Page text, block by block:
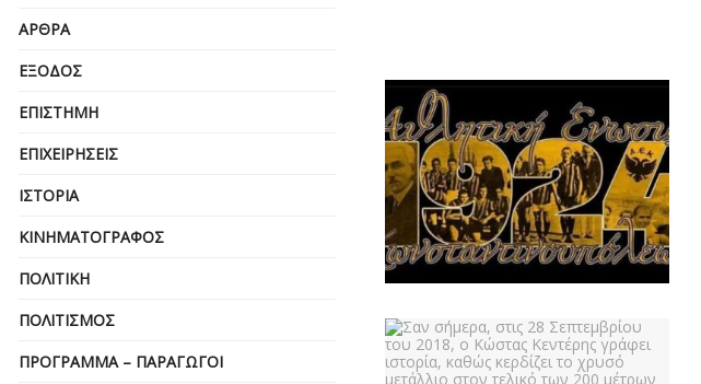
ΆΡΘΡΑ
ΈΞΟΔΟΣ
ΕΠΙΣΤΉΜΗ
ΕΠΙΧΕΙΡΗΣΕΙΣ
ΙΣΤΟΡΊΑ
ΚΙΝΗΜΑΤΟΓΡΆΦΟΣ
ΠΟΛΙΤΙΚΉ
ΠΟΛΙΤΙΣΜΌΣ
ΠΡΌΓΡΑΜΜΑ – ΠΑΡΑΓΩΓΟΊ